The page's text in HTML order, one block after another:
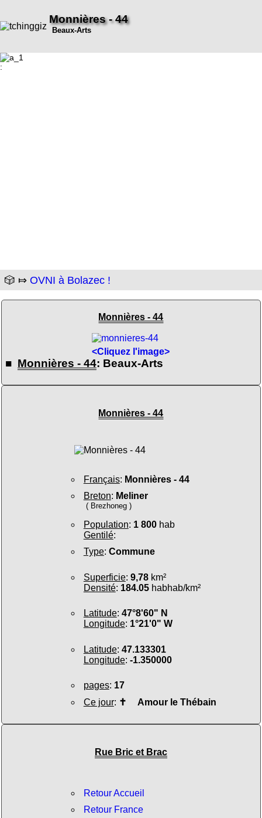
Monnières - 44
Beaux-Arts
:
🎲 ⤇ OVNI à Bolazec !
Monnières - 44
<Cliquez l'image>
■ Monnières - 44: Beaux-Arts
Monnières - 44
Français: Monnières - 44
Breton: Meliner
( Brezhoneg )
Population: 1 800hab
Gentilé:
Type: Commune
Superficie: 9,78km²
Densité: 184.05habhab/km²
Latitude: 47°8'60" N
Longitude: 1°21'0" W
Latitude: 47.133301
Longitude: -1.350000
pages: 17
Ce jour: ✝ Amour le Thébain
Rue Bric et Brac
Retour Accueil
Retour France